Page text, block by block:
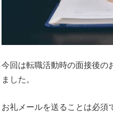
今回は転職活動時の面接後の
ました。
お礼メールを送ることは必須